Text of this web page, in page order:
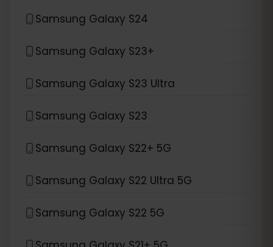
Samsung Galaxy S24
Samsung Galaxy S23+
Samsung Galaxy S23 Ultra
Samsung Galaxy S23
Samsung Galaxy S22+ 5G
Samsung Galaxy S22 Ultra 5G
Samsung Galaxy S22 5G